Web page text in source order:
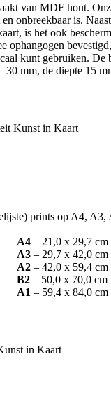
van MDF hout.
onbreekbaar is.
is het ook
ophangogen
kunt gebruiken. De
30 mm, de diepte 15
prints op A4, A3,
A4– 21,0 x 29,7 cm
A3– 29,7 x 42,0 cm
A2– 42,0 x 59,4 cm
B2 – 50,0 x 70,0 cm
A1 – 59,4 x 84,0 cm